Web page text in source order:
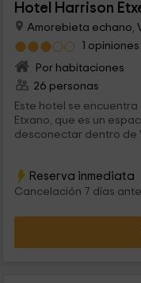
Hotel Harrison
Amorebieta echano,
1 opiniones
Por habitaciones
26 personas
Este hotel se
Etxano, que es un
desconectar dentro de Vizcaya. Te ofrecemos
Reserva inmediata
Cancelación 7 días